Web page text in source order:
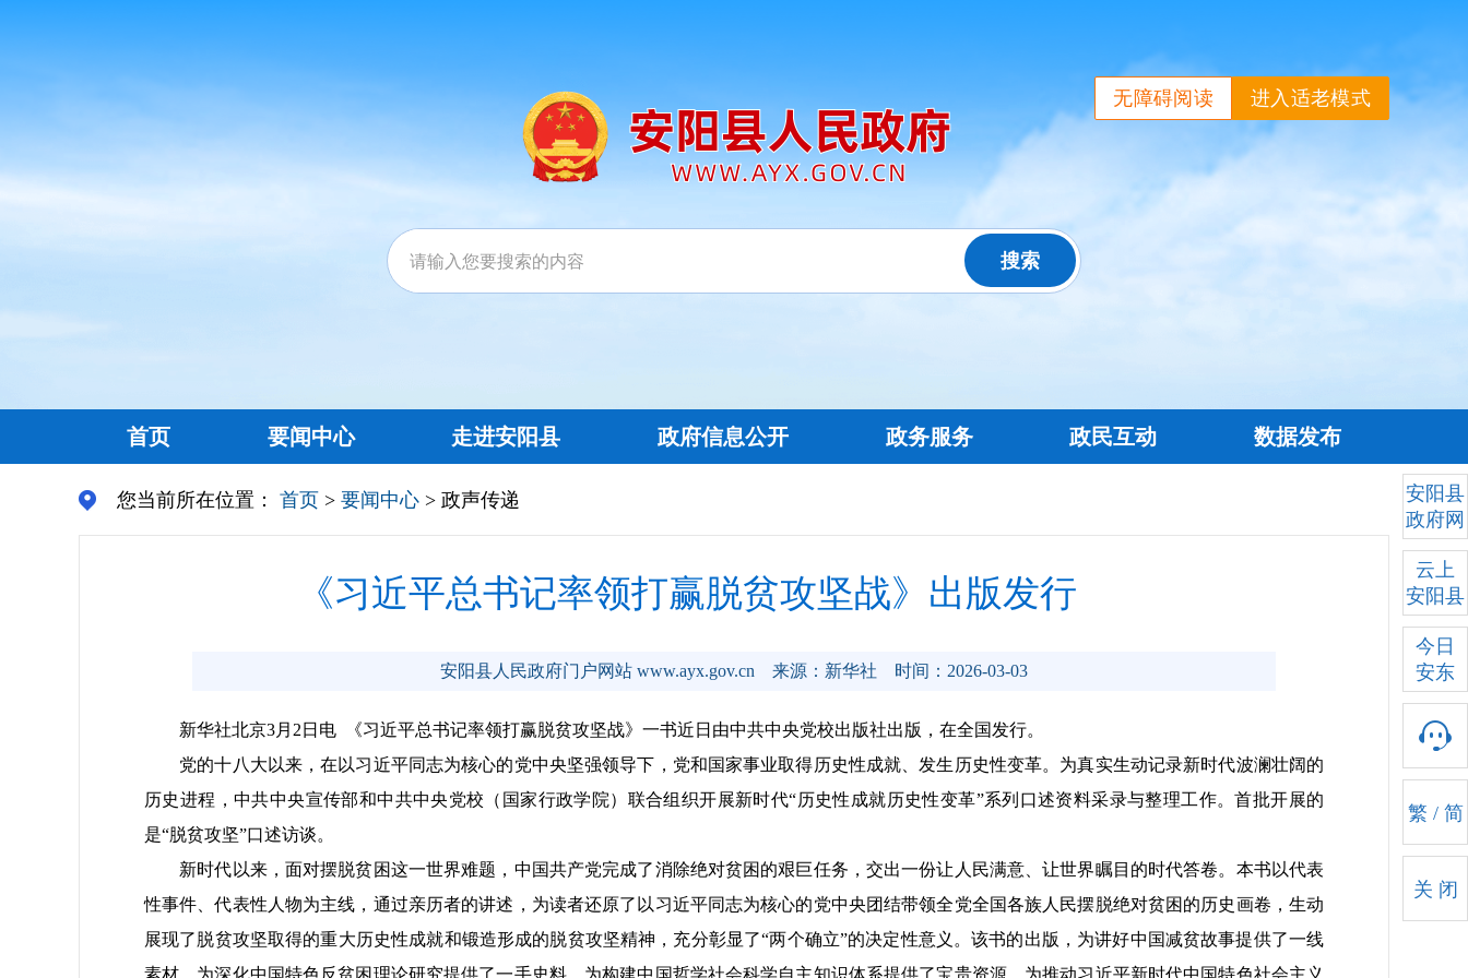
进入适老模式
无障碍阅读
首页 要闻中心 走进安阳县 政府信息公开 政务服务 政民互动 数据发布
您当前所在位置： 首页 > 要闻中心 > 政声传递
《习近平总书记率领打赢脱贫攻坚战》出版发行
安阳县人民政府门户网站 www.ayx.gov.cn 来源：新华社 时间：2026-03-03
新华社北京3月2日电 《习近平总书记率领打赢脱贫攻坚战》一书近日由中共中央党校出版社出版，在全国发行。
党的十八大以来，在以习近平同志为核心的党中央坚强领导下，党和国家事业取得历史性成就、发生历史性变革。为真实生动记录新时代波澜壮阔的
历史进程，中共中央宣传部和中共中央党校（国家行政学院）联合组织开展新时代“历史性成就历史性变革”系列口述资料采录与整理工作。首批开展的
是“脱贫攻坚”口述访谈。
新时代以来，面对摆脱贫困这一世界难题，中国共产党完成了消除绝对贫困的艰巨任务，交出一份让人民满意、让世界瞩目的时代答卷。本书以代表
性事件、代表性人物为主线，通过亲历者的讲述，为读者还原了以习近平同志为核心的党中央团结带领全党全国各族人民摆脱绝对贫困的历史画卷，生动
展现了脱贫攻坚取得的重大历史性成就和锻造形成的脱贫攻坚精神，充分彰显了“两个确立”的决定性意义。该书的出版，为讲好中国减贫故事提供了一线
素材，为深化中国特色反贫困理论研究提供了一手史料，为构建中国哲学社会科学自主知识体系提供了宝贵资源，为推动习近平新时代中国特色社会主义
安阳县
政府网
云上
安阳县
今日
安东
繁 / 简
关 闭